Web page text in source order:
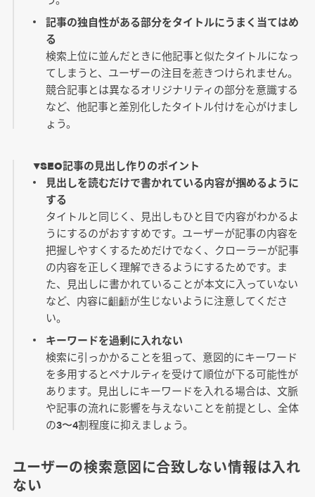
記事の独自性がある部分をタイトルにうまく当てはめ
る
検索上位に並んだときに他記事と似たタイトルになっ
てしまうと、ユーザーの注目を惹きつけられません。
競合記事とは異なるオリジナリティの部分を意識する
など、他記事と差別化したタイトル付けを心がけまし
ょう。
▼SEO記事の見出し作りのポイント
見出しを読むだけで書かれている内容が掴めるように
する
タイトルと同じく、見出しもひと目で内容がわかるよ
うにするのがおすすめです。ユーザーが記事の内容を
把握しやすくするためだけでなく、クローラーが記事
の内容を正しく理解できるようにするためです。ま
た、見出しに書かれていることが本文に入っていない
など、内容に齟齬が生じないように注意してくださ
い。
キーワードを過剰に入れない
検索に引っかかることを狙って、意図的にキーワード
を多用するとペナルティを受けて順位が下る可能性が
あります。見出しにキーワードを入れる場合は、文脈
や記事の流れに影響を与えないことを前提とし、全体
の3〜4割程度に抑えましょう。
ユーザーの検索意図に合致しない情報は入れ
ない